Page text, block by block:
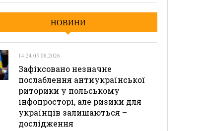
НОВИНИ
14:24 05.08.2026
Зафіксовано незначне
послаблення антиукраїнської
риторики у польському
інфопросторі, але ризики для
українців залишаються –
дослідження